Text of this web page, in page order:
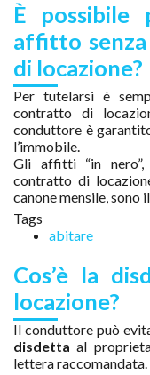
È possibile
affitto
di locazione?
Per tutelarsi è
contratto di
conduttore è
l’immobile.
Gli affitti “in
contratto di
canone mensile, sono
Tags
abitare
Cos’è la
locazione?
Il conduttore può
disdettaal
lettera raccomandata.